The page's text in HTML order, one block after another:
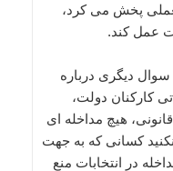
پخش می کرد،
عمل کند.
دیگری درباره
کارکنان دولت،
هیچ مداخله ای
کسانی که به جهت
در انتخابات منع